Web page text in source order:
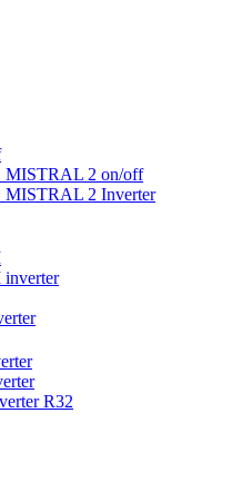
2 on/off
2 Inverter
inverter
R32